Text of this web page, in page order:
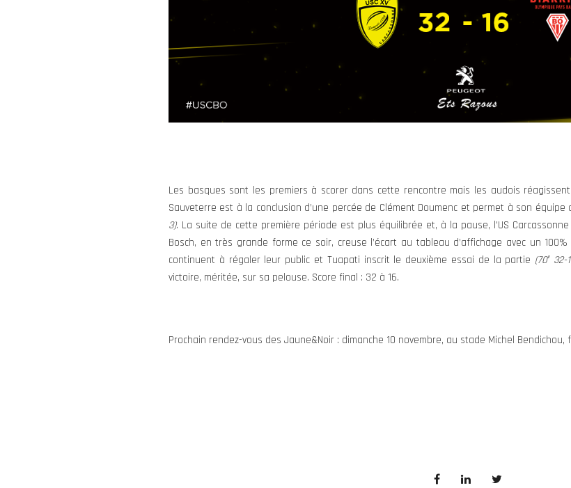
Les basques sont les premiers à scorer dans cette rencontre mais les audois
Sauveterre est à la conclusion d’une percée de Clément Doumenc et permet à son
3). La suite de cette première période est plus équilibrée et, à la pause, l’US
Bosch, en très grande forme ce soir, creuse l’écart au tableau d’affichage avec un
continuent à régaler leur public et Tuapati inscrit le deuxième essai de la partie (70′ 32-
victoire, méritée, sur sa pelouse. Score final : 32 à 16.
Prochain rendez-vous des Jaune&Noir : dimanche 10 novembre, au stade Michel Bendichou,